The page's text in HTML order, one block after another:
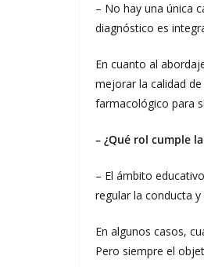
– No hay una única
diagnóstico es
En cuanto al
mejorar la calidad
farmacológico para
– ¿Qué rol cumple
– El ámbito
regular la conducta
En algunos casos,
Pero siempre el